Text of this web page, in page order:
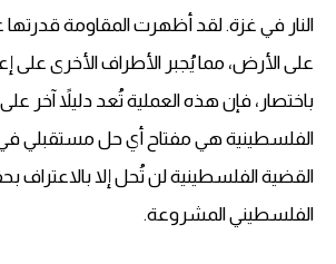
النار في غزة. لقد أظهرت المقاومة
على الأرض، مما يُجبر الأطراف الأخرى على
باختصار، فإن هذه العملية تُعد دليلاً آخر
الفلسطينية هي مفتاح أي حل مستقبلي
القضية الفلسطينية لن تُحل إلا
الفلسطيني المشروعة.